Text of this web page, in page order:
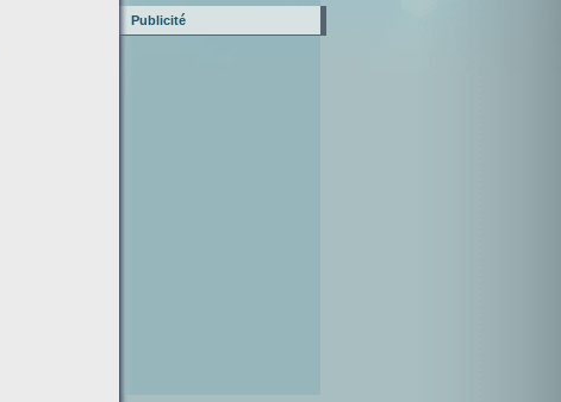
Publicité